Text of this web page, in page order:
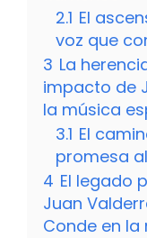
2.1 El
voz que
3 La
impacto de
la música
3.1 El
promesa
4 El legado
Juan
Conde en